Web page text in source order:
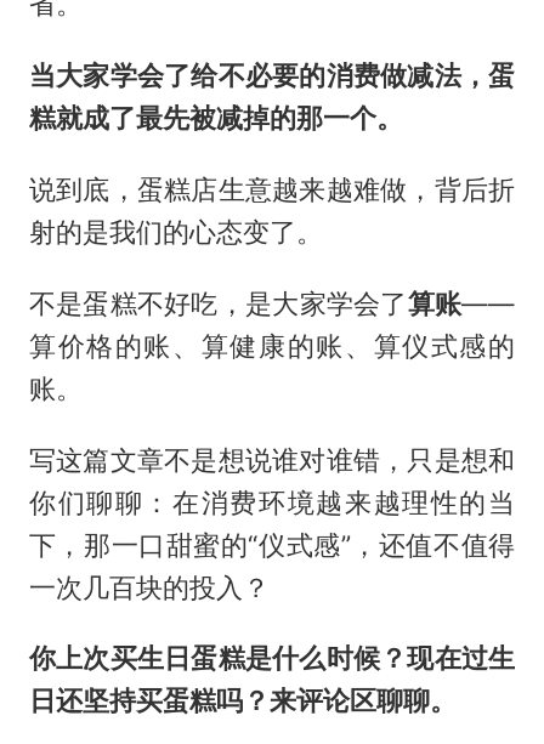
当大家学会了给不必要的消费做减法，蛋
糕就成了最先被减掉的那一个。
说到底，蛋糕店生意越来越难做，背后折
射的是我们的心态变了。
不是蛋糕不好吃，是大家学会了算账——
算价格的账、算健康的账、算仪式感的
账。
写这篇文章不是想说谁对谁错，只是想和
你们聊聊：在消费环境越来越理性的当
下，那一口甜蜜的“仪式感”，还值不值得
一次几百块的投入？
你上次买生日蛋糕是什么时候？现在过生
日还坚持买蛋糕吗？来评论区聊聊。